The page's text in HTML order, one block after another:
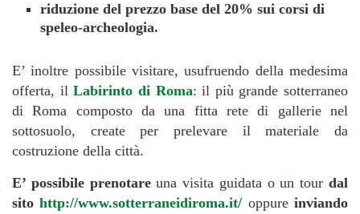
riduzione del prezzo base del 20% sui corsi di
speleo-archeologia.
E’ inoltre possibile visitare, usufruendo della medesima
offerta, ilLabirinto di Roma: il più grande sotterraneo
di Roma composto da una fitta rete di gallerie nel
sottosuolo, create per prelevare il materiale da
costruzione della città.
E’ possibile prenotareuna visita guidata o un tourdal
sitohttp://www.sotterraneidiroma.it/ oppureinviando